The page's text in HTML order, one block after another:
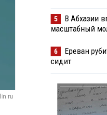
5
В Абхазии
масштабный
6
Ереван
сидит